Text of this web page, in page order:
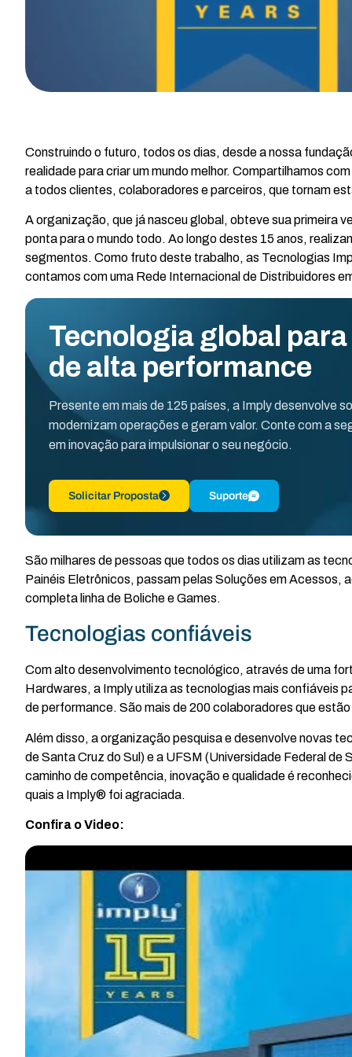
Construindo o futuro, todos os dias, desde a nossa
realidade para criar um mundo melhor. Compartilhamos
a todos clientes, colaboradores e parceiros, que tornam
A organização, que já nasceu global, obteve sua primeira
ponta para o mundo todo. Ao longo destes 15 anos,
segmentos. Como fruto deste trabalho, as Tecnologias
contamos com uma Rede Internacional de Distribuidores
Tecnologia global
de alta performance
Presente em mais de 125 países, a Imply desenvolve
modernizam operações e geram valor. Conte com a
em inovação para impulsionar o seu negócio.
Solicitar Proposta Suporte
São milhares de pessoas que todos os dias utilizam as
Painéis Eletrônicos, passam pelas Soluções em Acessos,
completa linha de Boliche e Games.
Tecnologias confiáveis
Com alto desenvolvimento tecnológico, através de uma
Hardwares, a Imply utiliza as tecnologias mais confiáveis
de performance. São mais de 200 colaboradores que
Além disso, a organização pesquisa e desenvolve novas
de Santa Cruz do Sul) e a UFSM (Universidade Federal
caminho de competência, inovação e qualidade é
quais a Imply® foi agraciada.
Confira o Video: